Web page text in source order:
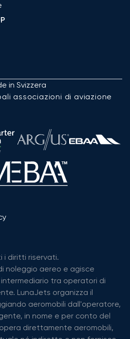
in Svizzera
associazioni di aviazione
i diritti riservati.
noleggio aereo e agisce
tra operatori di
LunaJets organizza il
aeromobili dall'operatore,
in nome e per conto del
direttamente aeromobili,